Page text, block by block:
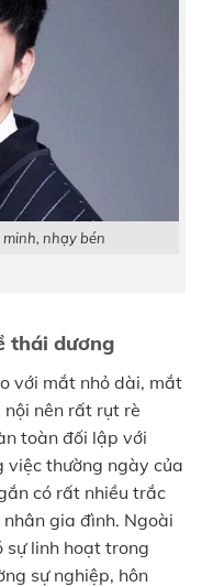
nhạy bén
thái dương
với mắt nhỏ dài, mắt
nội nên rất rụt rè
toàn đối lập với
việc thường ngày của
có rất nhiều trắc
gia đình. Ngoài
sự linh hoạt trong
sự nghiệp, hôn